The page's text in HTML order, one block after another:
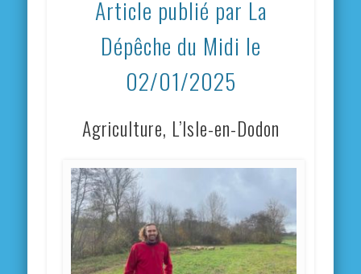
Article publié par La
Dépêche du Midi le
02/01/2025
Agriculture, L’Isle-en-Dodon